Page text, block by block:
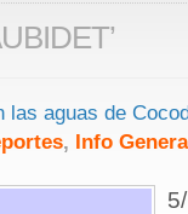
las aguas de
, Info